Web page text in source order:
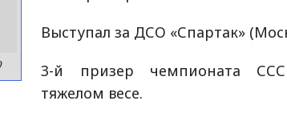
Выступал за ДСО «Спартак»
3-й призер чемпионата
тяжелом весе.